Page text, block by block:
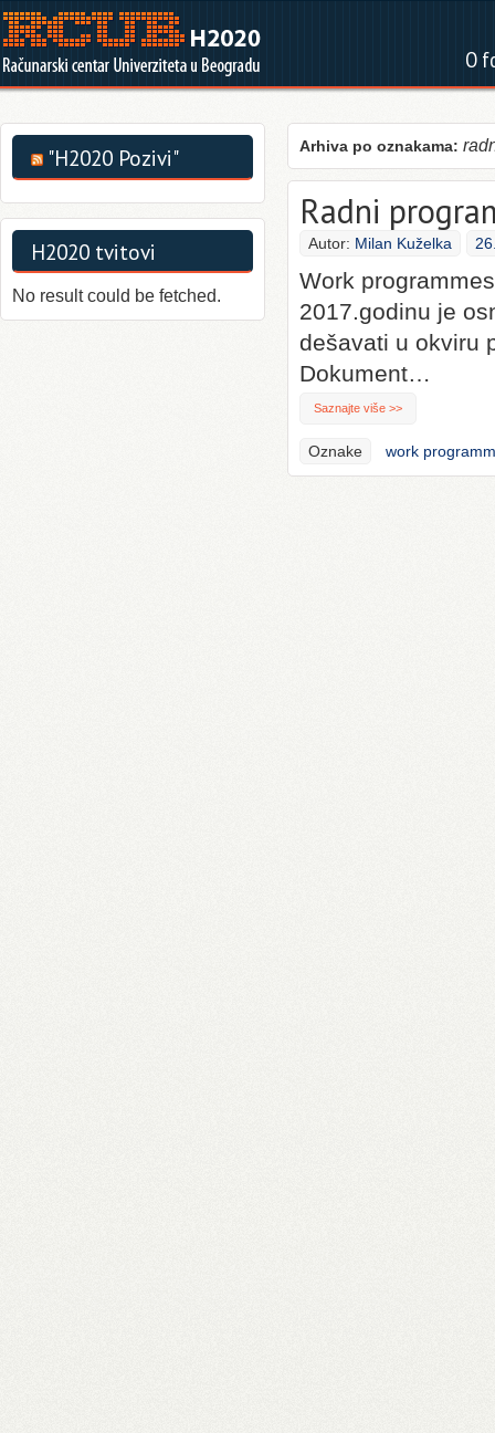
O
Arhiva po oznakama:
Radni
Autor: Milan Kuželka
Work
2017.godinu je
dešavati u okviru
Dokument…
Saznajte više >>
Oznake work
"H2020 Pozivi"
H2020 tvitovi
No result could be fetched.